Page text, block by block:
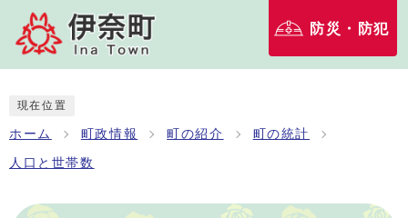
防災・防犯
現在位置
ホーム 町政情報 町の紹介 町の統計
人口と世帯数